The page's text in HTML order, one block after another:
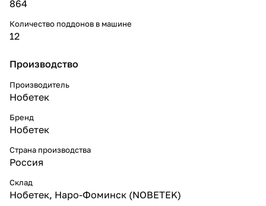
864
Количество поддонов в машине
12
Производство
Производитель
Нобетек
Бренд
Нобетек
Страна производства
Россия
Склад
Нобетек, Наро-Фоминск (NOBETEK)